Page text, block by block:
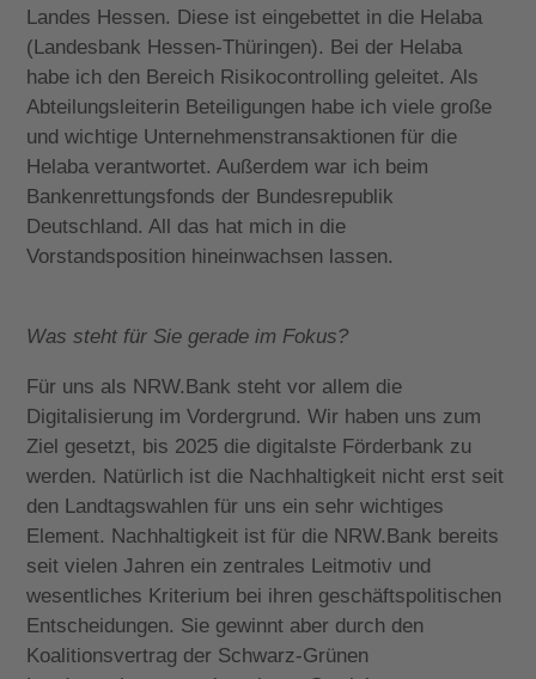
Landes Hessen. Diese ist eingebettet in die Helaba
(Landesbank Hessen-Thüringen). Bei der Helaba
habe ich den Bereich Risikocontrolling geleitet. Als
Abteilungsleiterin Beteiligungen habe ich viele große
und wichtige Unternehmenstransaktionen für die
Helaba verantwortet. Außerdem war ich beim
Bankenrettungsfonds der Bundesrepublik
Deutschland. All das hat mich in die
Vorstandsposition hineinwachsen lassen.
Was steht für Sie gerade im Fokus?
Für uns als NRW.Bank steht vor allem die
Digitalisierung im Vordergrund. Wir haben uns zum
Ziel gesetzt, bis 2025 die digitalste Förderbank zu
werden. Natürlich ist die Nachhaltigkeit nicht erst seit
den Landtagswahlen für uns ein sehr wichtiges
Element. Nachhaltigkeit ist für die NRW.Bank bereits
seit vielen Jahren ein zentrales Leitmotiv und
wesentliches Kriterium bei ihren geschäftspolitischen
Entscheidungen. Sie gewinnt aber durch den
Koalitionsvertrag der Schwarz-Grünen